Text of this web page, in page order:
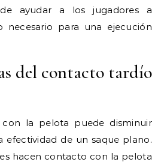
ayudar a los jugadores a
necesario para una ejecución
del contacto tardío
la pelota puede disminuir
efectividad de un saque plano.
hacen contacto con la pelota